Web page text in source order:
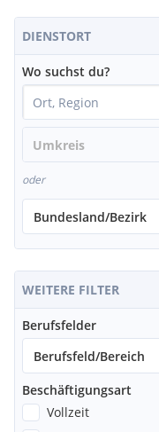
DIENSTORT
Wo suchst du?
oder
Bundesland/Bezirk
WEITERE FILTER
Berufsfelder
Berufsfeld/Bereich
Beschäftigungsart
Vollzeit